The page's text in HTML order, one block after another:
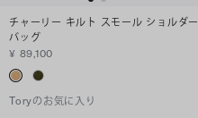
チャーリー キルト スモール ショルダー
バッグ
¥ 89,100
Toryのお気に入り